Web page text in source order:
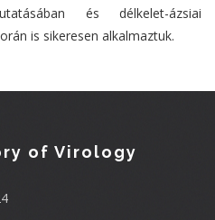
és délkelet-ázsiai
is sikeresen alkalmaztuk.
of Virology